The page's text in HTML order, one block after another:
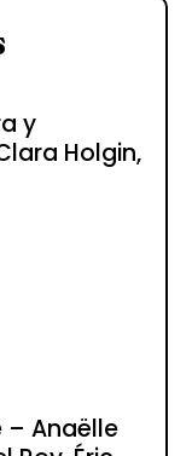
y
Holgin,
– Anaëlle